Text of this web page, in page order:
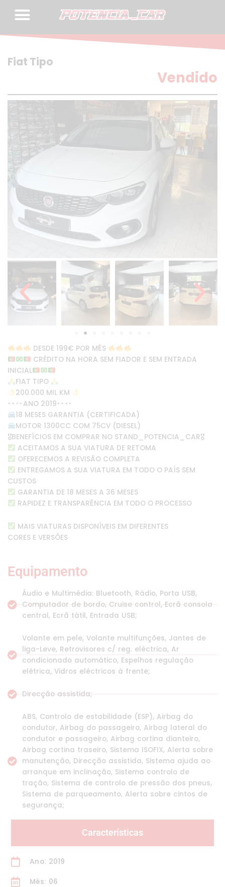
Fiat Tipo
Vendido
DESDE 199€ POR MÊS
CRÉDITO NA HORA SEM FIADOR E SEM ENTRADA
INICIAL
FIAT TIPO
200.000 MIL KM
ANO 2019
18 MESES GARANTIA (CERTIFICADA)
MOTOR 1300CC COM 75CV (DIESEL)
🎖BENEFÍCIOS EM COMPRAR NO STAND_POTENCIA_CAR🎖
ACEITAMOS A SUA VIATURA DE RETOMA
OFERECEMOS A REVISÃO COMPLETA
ENTREGAMOS A SUA VIATURA EM TODO O PAÍS SEM
CUSTOS
GARANTIA DE 18 MESES A 36 MESES
RAPIDEZ E TRANSPARÊNCIA EM TODO O PROCESSO
MAIS VIATURAS DISPONÍVEIS EM DIFERENTES
CORES E VERSÕES
Equipamento
Áudio e Multimédia: Bluetooth, Rádio, Porta USB,
Computador de bordo, Cruise control, Ecrã consola
central, Ecrã tátil, Entrada USB;
Volante em pele, Volante multifunções, Jantes de
liga-Leve, Retrovisores c/ reg. eléctrica, Ar
condicionado automático, Espelhos regulação
elétrica, Vidros eléctricos à frente;
Direcção assistida;
ABS, Controlo de estabilidade (ESP), Airbag do
condutor, Airbag do passageiro, Airbag lateral do
condutor e passageiro, Airbag cortina dianteiro,
Airbag cortina traseiro, Sistema ISOFIX, Alerta sobre
manutenção, Direcção assistida, Sistema ajuda ao
arranque em inclinação, Sistema controlo de
tração, Sistema de controlo de pressão dos pneus,
Sistema de parqueamento, Alerta sobre cintos de
segurança;
Características
Ano: 2019
Mês: 06